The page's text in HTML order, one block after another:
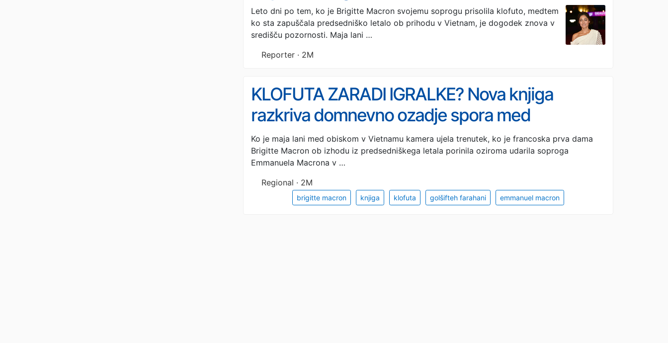
Leto dni po tem, ko je Brigitte Macron svojemu soprogu prisolila klofuto, medtem
ko sta zapuščala predsedniško letalo ob prihodu v Vietnam, je dogodek znova v
središču pozornosti. Maja lani …
Reporter · 2M
KLOFUTA ZARADI IGRALKE? Nova knjiga
razkriva domnevno ozadje spora med
Macronovima
Ko je maja lani med obiskom v Vietnamu kamera ujela trenutek, ko je francoska prva dama
Brigitte Macron ob izhodu iz predsedniškega letala porinila oziroma udarila soproga
Emmanuela Macrona v …
Regional · 2M
brigitte macron knjiga klofuta golšifteh farahani emmanuel macron